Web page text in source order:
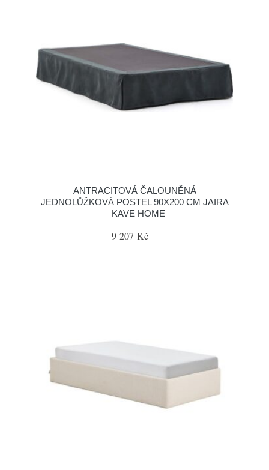
ANTRACITOVÁ ČALOUNĚNÁ
JEDNOLŮŽKOVÁ POSTEL 90X200 CM JAIRA
– KAVE HOME
9 207 Kč